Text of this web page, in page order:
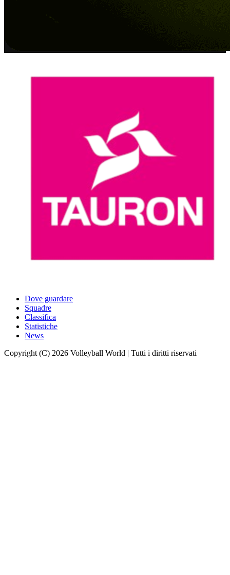
Dove guardare
Squadre
Classifica
Statistiche
News
Copyright (C) 2026 Volleyball World | Tutti i diritti riservati